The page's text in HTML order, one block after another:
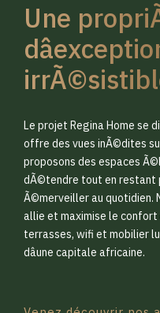
Une
Le projet Regina Home se
offre des vues inÃ©dites
proposons des espaces
dÃ©tendre tout en restant
Ã©merveiller au quotidien.
allie et maximise le confort
terrasses, wifi et mobilier
dâune capitale africaine.
0
1
2
3
0
1
2
3